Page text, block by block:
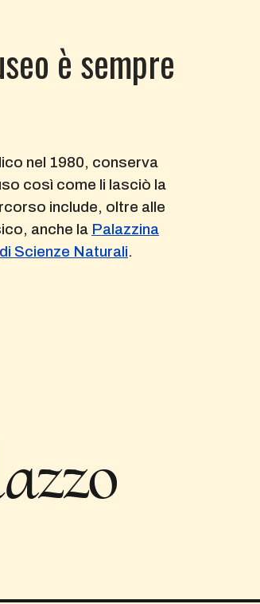
è sempre
nel 1980, conserva
così come li lasciò la
include, oltre alle
anche la Palazzina
Scienze Naturali.